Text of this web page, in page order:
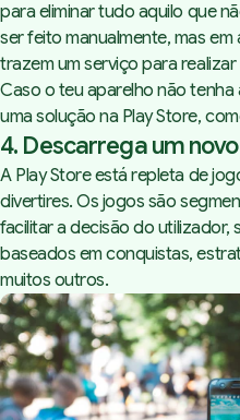
para eliminar tudo aquilo que
ser feito manualmente, mas
trazem um serviço para
Caso o teu aparelho não tenha
uma solução na Play Store,
4. Descarrega um
A Play Store está repleta de
divertires. Os jogos são
facilitar a decisão do utilizador,
baseados em conquistas,
muitos outros.